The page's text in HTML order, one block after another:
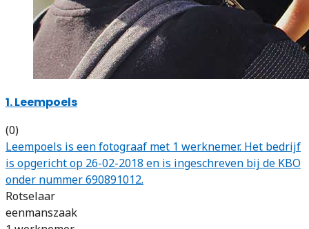
1. Leempoels
(0)
Leempoels is een fotograaf met 1 werknemer. Het bedrijf
is opgericht op 26-02-2018 en is ingeschreven bij de KBO
onder nummer 690891012.
Rotselaar
eenmanszaak